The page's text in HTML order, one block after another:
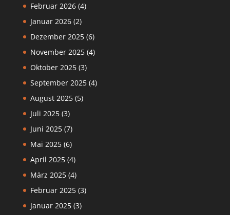
Februar 2026(4)
Januar 2026(2)
Dezember 2025(6)
November 2025(4)
Oktober 2025(3)
September 2025(4)
August 2025(5)
Juli 2025(3)
Juni 2025(7)
Mai 2025(6)
April 2025(4)
März 2025(4)
Februar 2025(3)
Januar 2025(3)